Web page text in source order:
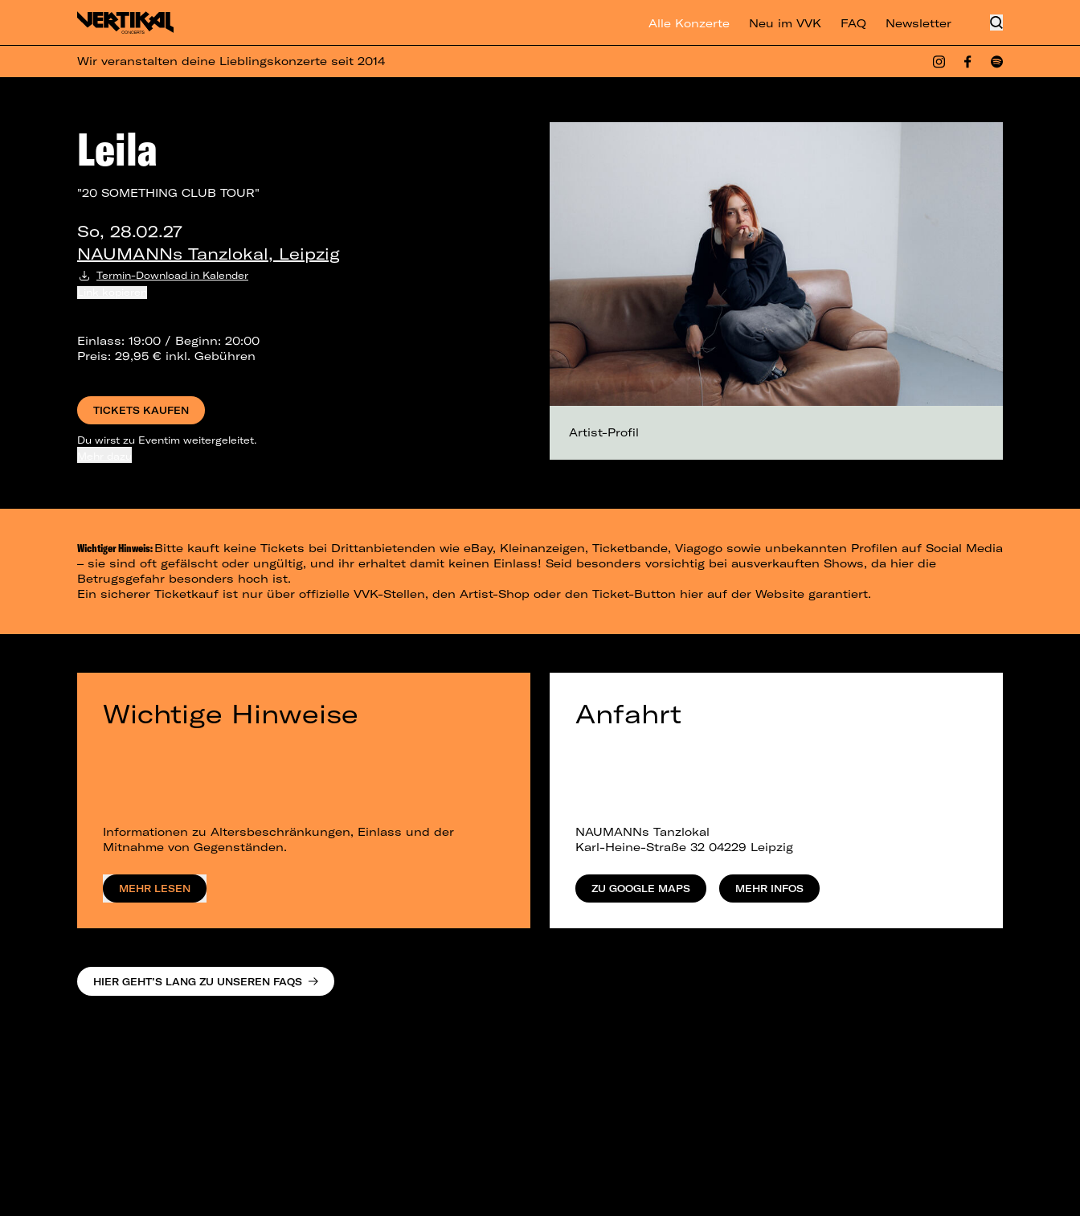
Alle Konzerte Neu im VVK FAQ Newsletter
Wir veranstalten deine Lieblingskonzerte seit 2014
Leila
"20 SOMETHING CLUB TOUR"
So, 28.02.27
NAUMANNs Tanzlokal, Leipzig
Termin-Download in Kalender
Einlass: 19:00 / Beginn: 20:00
Preis: 29,95 € inkl. Gebühren
TICKETS KAUFEN
Du wirst zu Eventim weitergeleitet.
Artist-Profil
Wichtiger Hinweis:Bitte kauft keine Tickets bei Drittanbietenden wie eBay, Kleinanzeigen, Ticketbande, Viagogo sowie unbekannten Profilen auf Social Media
– sie sind oft gefälscht oder ungültig, und ihr erhaltet damit keinen Einlass! Seid besonders vorsichtig bei ausverkauften Shows, da hier die
Betrugsgefahr besonders hoch ist.
Ein sicherer Ticketkauf ist nur über offizielle VVK-Stellen, den Artist-Shop oder den Ticket-Button hier auf der Website garantiert.
Wichtige Hinweise
Informationen zu Altersbeschränkungen, Einlass und der
Mitnahme von Gegenständen.
MEHR LESEN
Anfahrt
NAUMANNs Tanzlokal
Karl-Heine-Straße 32 04229 Leipzig
ZU GOOGLE MAPS MEHR INFOS
HIER GEHT’S LANG ZU UNSEREN FAQS